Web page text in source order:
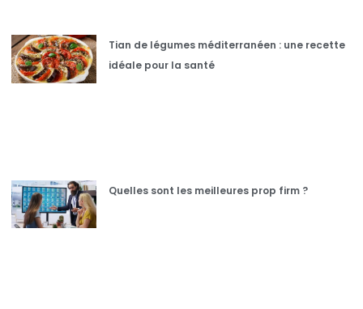
Tian de légumes méditerranéen : une recette
idéale pour la santé
Quelles sont les meilleures prop firm ?